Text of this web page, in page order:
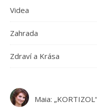
Videa
Zahrada
Zdraví a Krása
Maia: